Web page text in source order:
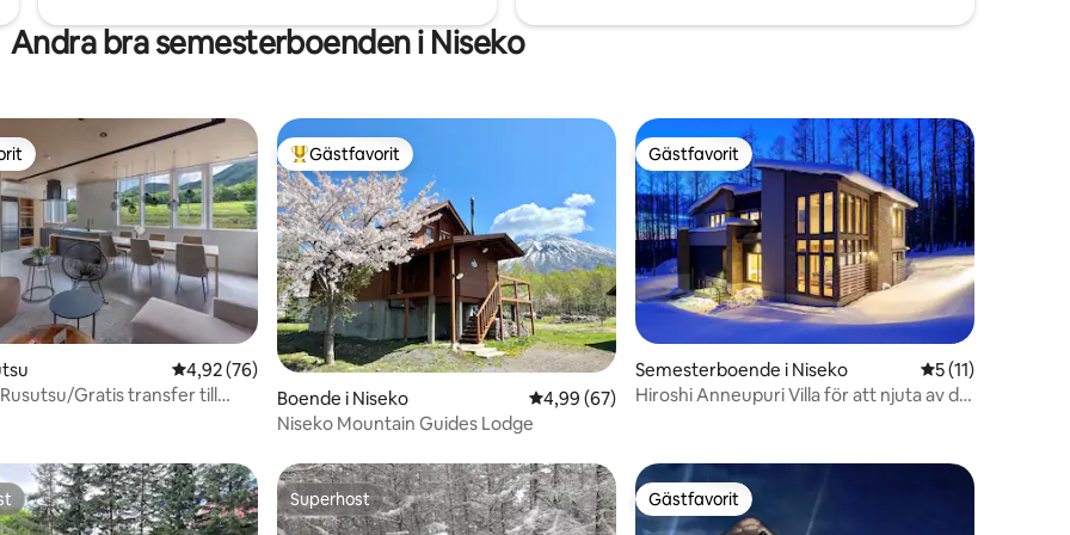
uthyrningsskatt att tas ut.
ingår i ditt pris per natt.
Andra bra semesterboenden i Niseko
betyg, 56 omdömen4,92 av 5 i genomsnittligt betyg, 76 omdömen
4,92 (76)
Gratis transfer till
Populär gästfavorit
Gästfavorit
Boende i Niseko 4,99 av 5 i genomsnittligt betyg, 67 omdömen
4,99 (67)
Niseko Mountain Guides Lodge
Gästfavorit
Gästfavorit
Semesterboende i Niseko 5 av 5 i
5 (11)
Hiroshi Anneupuri Villa för att njuta av de
Superhost
Superhost Gästfavorit
Gästfavorit